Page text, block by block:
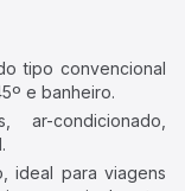
tipo convencional
e banheiro.
ar-condicionado,
ideal para viagens